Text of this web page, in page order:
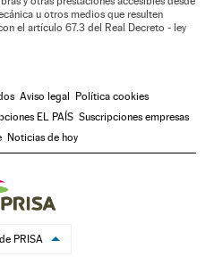
u otros medios que resulten
el artículo 67.3 del Real Decreto - ley
Aviso legal
Política cookies
EL PAÍS Suscripciones empresas
Noticias de hoy
PRISA